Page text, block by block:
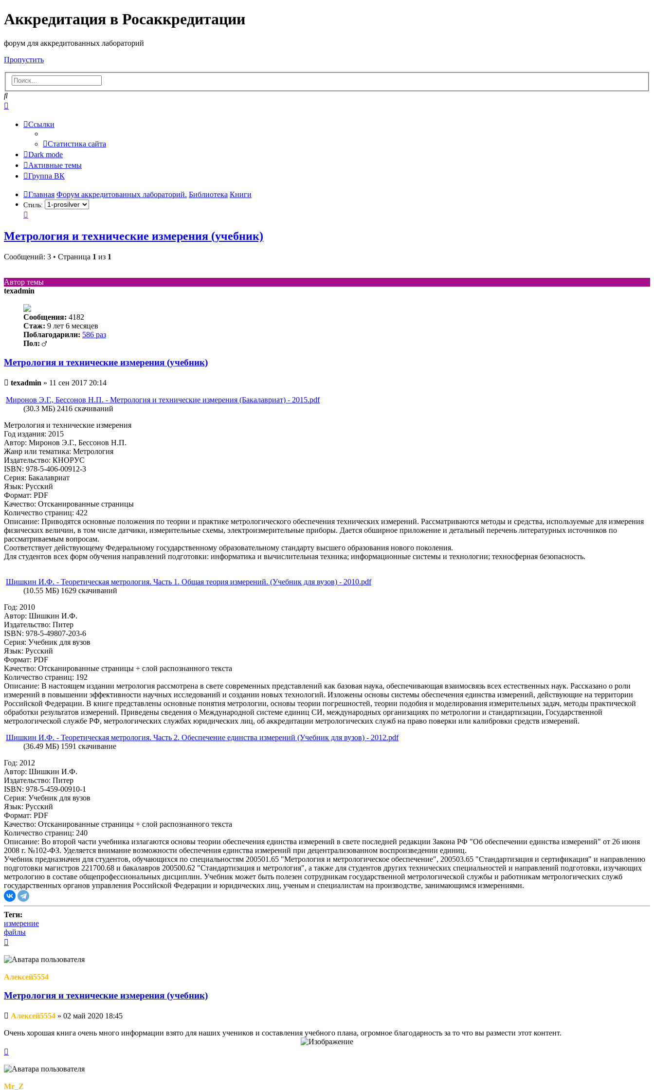
Аккредитация в Росаккредитации
форум для аккредитованных лабораторий
Пропустить
Поиск
Ссылки
Статистика сайта
Dark mode
Активные темы
Группа ВК
Главная Форум аккредитованных лабораторий. Библиотека Книги
Стиль:
Метрология и технические измерения (учебник)
Сообщений: 3 • Страница 1 из 1
Автор темы
texadmin
Сообщения: 4182
Стаж: 9 лет 6 месяцев
Поблагодарили: 586 раз
Пол:
Метрология и технические измерения (учебник)
Непрочитанное
texadmin » 11 сен 2017 20:14
Миронов Э.Г., Бессонов Н.П. - Метрология и технические измерения (Бакалавриат) - 2015.pdf
(30.3 МБ) 2416 скачиваний
Метрология и технические измерения
Год издания: 2015
Автор: Миронов Э.Г., Бессонов Н.П.
Жанр или тематика: Метрология
Издательство: КНОРУС
ISBN: 978-5-406-00912-3
Серия: Бакалавриат
Язык: Русский
Формат: PDF
Качество: Отсканированные страницы
Количество страниц: 422
Описание: Приводятся основные положения по теории и практике метрологического обеспечения технических измерений. Рассматриваются методы и средства, используемые для измерения
физических величин, в том числе датчики, измерительные схемы, электроизмерительные приборы. Дается обширное приложение и детальный перечень литературных источников по
рассматриваемым вопросам.
Соответствует действующему Федеральному государственному образовательному стандарту высшего образования нового поколения.
Для студентов всех форм обучения направлений подготовки: информатика и вычислительная техника; информационные системы и технологии; техносферная безопасность.
Шишкин И.Ф. - Теоретическая метрология. Часть 1. Общая теория измерений. (Учебник для вузов) - 2010.pdf
(10.55 МБ) 1629 скачиваний
Год: 2010
Автор: Шишкин И.Ф.
Издательство: Питер
ISBN: 978-5-49807-203-6
Серия: Учебник для вузов
Язык: Русский
Формат: PDF
Качество: Отсканированные страницы + слой распознанного текста
Количество страниц: 192
Описание: В настоящем издании метрология рассмотрена в свете современных представлений как базовая наука, обеспечивающая взаимосвязь всех естественных наук. Рассказано о роли
измерений в повышении эффективности научных исследований и создании новых технологий. Изложены основы системы обеспечения единства измерений, действующие на территории
Российской Федерации. В книге представлены основные понятия метрологии, основы теории погрешностей, теории подобия и моделирования измерительных задач, методы практической
обработки результатов измерений. Приведены сведения о Международной системе единиц СИ, международных организациях по метрологии и стандартизации, Государственной
метрологической службе РФ, метрологических службах юридических лиц, об аккредитации метрологических служб на право поверки или калибровки средств измерений.
Шишкин И.Ф. - Теоретическая метрология. Часть 2. Обеспечение единства измерений (Учебник для вузов) - 2012.pdf
(36.49 МБ) 1591 скачивание
Год: 2012
Автор: Шишкин И.Ф.
Издательство: Питер
ISBN: 978-5-459-00910-1
Серия: Учебник для вузов
Язык: Русский
Формат: PDF
Качество: Отсканированные страницы + слой распознанного текста
Количество страниц: 240
Описание: Во второй части учебника излагаются основы теории обеспечения единства измерений в свете последней редакции Закона РФ "Об обеспечении единства измерений" от 26 июня
2008 г. №102-ФЗ. Уделяется внимание возможности обеспечения единства измерений при децентрализованном воспроизведении единиц.
Учебник предназначен для студентов, обучающихся по специальностям 200501.65 "Метрология и метрологическое обеспечение", 200503.65 "Стандартизация и сертификация" и направлению
подготовки магистров 221700.68 и бакалавров 200500.62 "Стандартизация и метрология", а также для студентов других технических специальностей и направлений подготовки, изучающих
метрологию в составе общепрофессиональных дисциплин. Учебник может быть полезен сотрудникам государственной метрологической службы и работникам метрологических служб
государственных органов управления Российской Федерации и юридических лиц, ученым и специалистам на производстве, занимающимся измерениями.
Теги:
измерение
файлы
началу
Алексей5554
Метрология и технические измерения (учебник)
Непрочитанное
Алексей5554 » 02 май 2020 18:45
Очень хорошая книга очень много информации взято для наших учеников и составления учебного плана, огромное благодарность за то что вы размести этот контент.
началу
Mr_Z